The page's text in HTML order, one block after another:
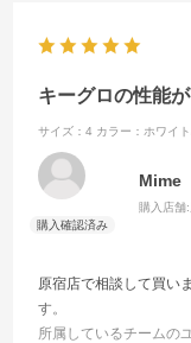
キーグロの性能
サイズ：4 カラー：ホワイ
Mime
購入店舗:
原宿店で相談して買い
す。
所属しているチームの